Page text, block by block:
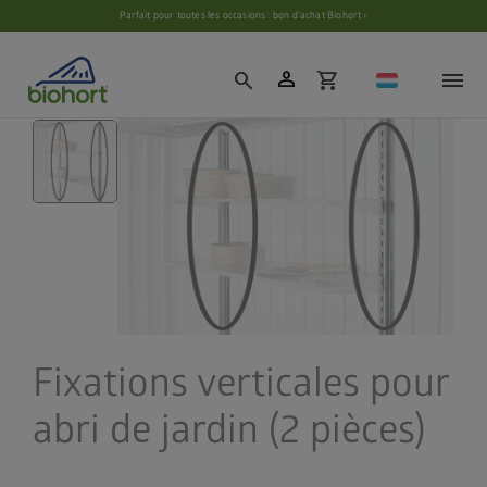
Paramètres des cookiesParfait pour toutes les occasions : bon d’achat Biohort ›
search person shopping_cart
Fixations verticales pour
abri de jardin (2 pièces)